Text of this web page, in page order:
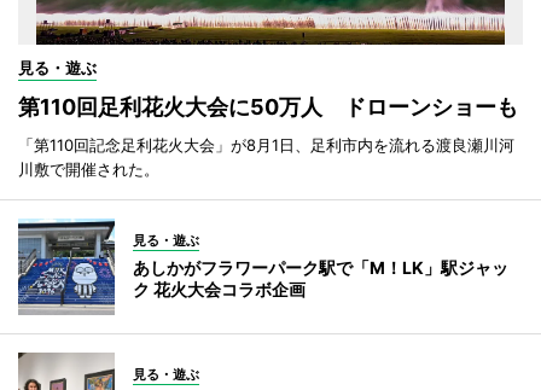
見る・遊ぶ
第110回足利花火大会に50万人 ドローンショーも
「第110回記念足利花火大会」が8月1日、足利市内を流れる渡良瀬川河
川敷で開催された。
見る・遊ぶ
あしかがフラワーパーク駅で「M！LK」駅ジャッ
ク 花火大会コラボ企画
見る・遊ぶ